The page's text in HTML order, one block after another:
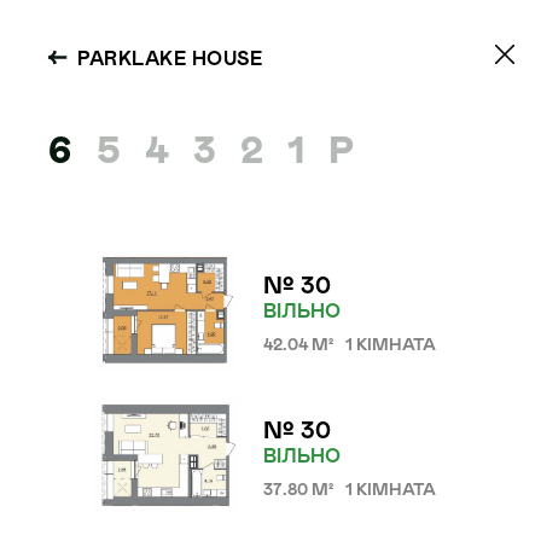
PARKLAKE
HOUSE
PARKLAKE HOUSE
6 5 4 3 2 1 P
№ 30
ВІЛЬНО
42.04 М² 1 КІМНАТА
№ 30
ВІЛЬНО
37.80 М² 1 КІМНАТА